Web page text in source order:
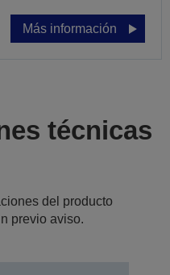
Más información
técnicas
del producto
previo aviso.